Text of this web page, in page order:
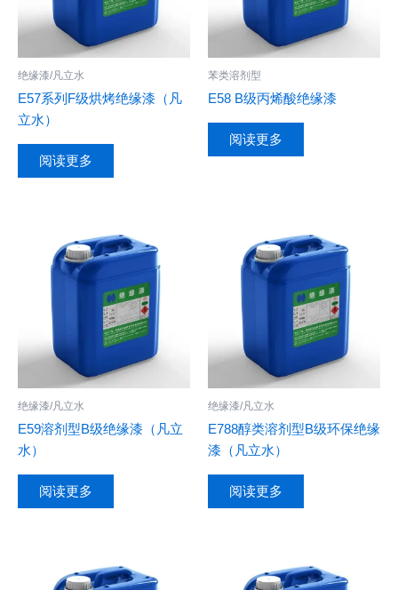
绝缘漆/凡立水
E57系列F级烘烤绝缘漆（凡
立水）
阅读更多
苯类溶剂型
E58 B级丙烯酸绝缘漆
阅读更多
绝缘漆/凡立水
E59溶剂型B级绝缘漆（凡立
水）
阅读更多
绝缘漆/凡立水
E788醇类溶剂型B级环保绝缘
漆（凡立水）
阅读更多